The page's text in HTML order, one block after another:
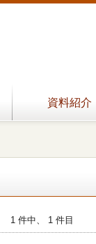
資料紹介
1 件中、 1 件目